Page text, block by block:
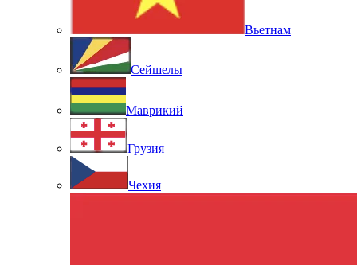
Вьетнам
Сейшелы
Маврикий
Грузия
Чехия